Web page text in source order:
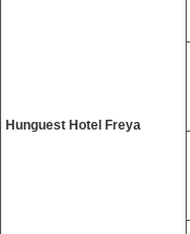
Hunguest Hotel Freya